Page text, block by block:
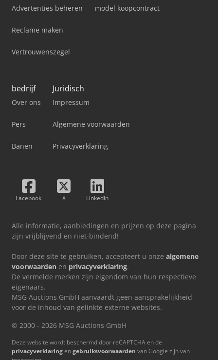
Advertenties beheren
Reclame maken
Vertrouwenszegel
model koopcontract
bedrijf
Over ons
Pers
Banen
Juridisch
Impressum
Algemene voorwaarden
Privacyverklaring
Facebook X LinkedIn
Alle informatie, aanbiedingen en prijzen op deze pagina
zijn vrijblijvend en niet-bindend!
Door deze site te gebruiken, accepteert u onze algemene
voorwaarden en privacyverklaring.
De vermelde merken zijn eigendom van hun respectieve
eigenaars.
MSG Auctions GmbH aanvaardt geen aansprakelijkheid
voor de inhoud van gelinkte externe websites.
© 2000 - 2026 MSG Auctions GmbH
Deze website wordt beschermd door reCAPTCHA en de
privacyverklaringengebruiksvoorwaarden van Google zijn van